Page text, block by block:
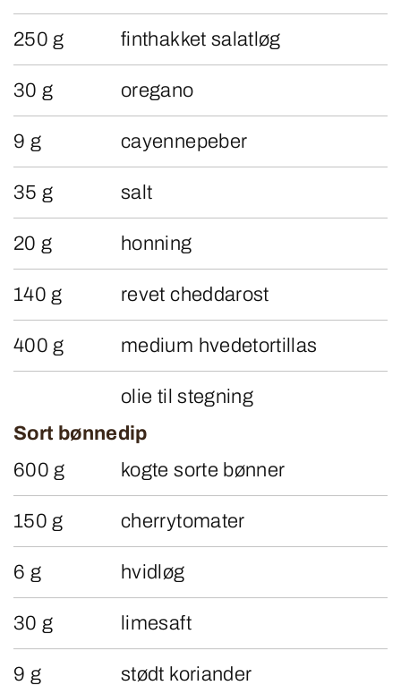
250 g finthakket salatløg
30 g oregano
9 g cayennepeber
35 g salt
20 g honning
140 g revet cheddarost
400 g medium hvedetortillas
olie til stegning
Sort bønnedip
600 g
kogte sorte bønner
150 g cherrytomater
6 g hvidløg
30 g limesaft
9 g stødt koriander